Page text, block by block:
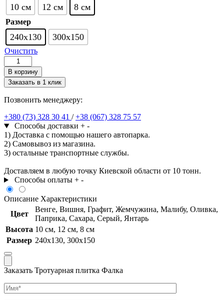
10 см 12 см 8 см
Размер
240х130 300х150
Очистить
Количество
товара
Тротуарная
плитка
Фалка
В корзину
Заказать в 1 клик
Позвонить менеджеру:
+380 (73) 328 30 41 / +38 (067) 328 75 57
Способы доставки + -
1) Доставка с помощью нашего автопарка.
2) Самовывоз из магазина.
3) остальные транспортные службы.
Доставляем в любую точку Киевской области от 10 тонн.
Способы оплаты + -
Описание Характеристики
Цвет
Венге, Вишня, Графит, Жемчужина, Малибу, Оливка,
Паприка, Сахара, Серый, Янтарь
Высота 10 см, 12 см, 8 см
Размер 240х130, 300х150
Заказать Тротуарная плитка Фалка
Имя